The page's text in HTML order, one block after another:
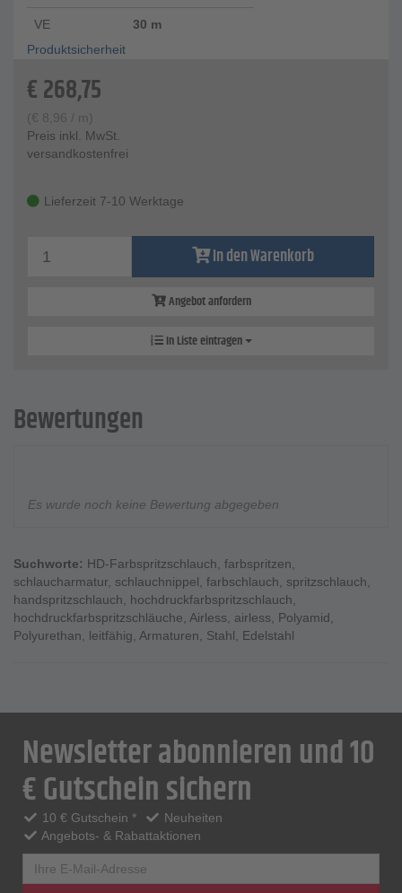
VE
30 m
Produktsicherheit
€268,75
(€ 8,96 / m)
Preis inkl. MwSt.
versandkostenfrei
Lieferzeit 7-10 Werktage
In den Warenkorb
Angebot anfordern
In Liste eintragen
Bewertungen
Es wurde noch keine Bewertung abgegeben
Suchworte: HD-Farbspritzschlauch, farbspritzen,
schlaucharmatur, schlauchnippel, farbschlauch, spritzschlauch,
handspritzschlauch, hochdruckfarbspritzschlauch,
hochdruckfarbspritzschläuche, Airless, airless, Polyamid,
Polyurethan, leitfähig, Armaturen, Stahl, Edelstahl
Newsletter abonnieren und 10
€ Gutschein sichern
10 € Gutschein *
Neuheiten
Angebots- & Rabattaktionen